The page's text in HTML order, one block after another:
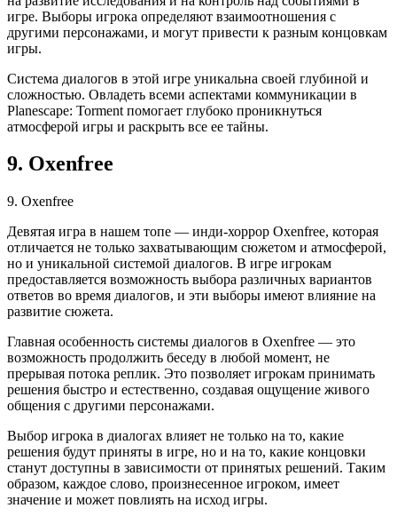
игре. Выборы игрока определяют взаимоотношения с
другими персонажами, и могут привести к разным концовкам
игры.
Система диалогов в этой игре уникальна своей глубиной и
сложностью. Овладеть всеми аспектами коммуникации в
Planescape: Torment помогает глубоко проникнуться
атмосферой игры и раскрыть все ее тайны.
9. Oxenfree
9. Oxenfree
Девятая игра в нашем топе — инди-хоррор Oxenfree, которая
отличается не только захватывающим сюжетом и атмосферой,
но и уникальной системой диалогов. В игре игрокам
предоставляется возможность выбора различных вариантов
ответов во время диалогов, и эти выборы имеют влияние на
развитие сюжета.
Главная особенность системы диалогов в Oxenfree — это
возможность продолжить беседу в любой момент, не
прерывая потока реплик. Это позволяет игрокам принимать
решения быстро и естественно, создавая ощущение живого
общения с другими персонажами.
Выбор игрока в диалогах влияет не только на то, какие
решения будут приняты в игре, но и на то, какие концовки
станут доступны в зависимости от принятых решений. Таким
образом, каждое слово, произнесенное игроком, имеет
значение и может повлиять на исход игры.